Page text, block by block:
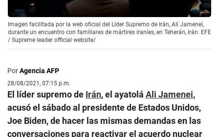
Imagen facilitada por la web oficial del Líder Supremo de Irán, Alí Jameneí,
durante un encuentro con familiares de mártires iraníes, en Teherán, Irán. EFE
/ Supreme leader official website/
PorAgencia AFP
28/08/2021, 07:15 p.m.
El líder supremo de Irán, el ayatolá Ali Jamenei,
acusó el sábado al presidente de Estados Unidos,
Joe Biden, de hacer las mismas demandas en las
conversaciones para reactivar el acuerdo nuclear